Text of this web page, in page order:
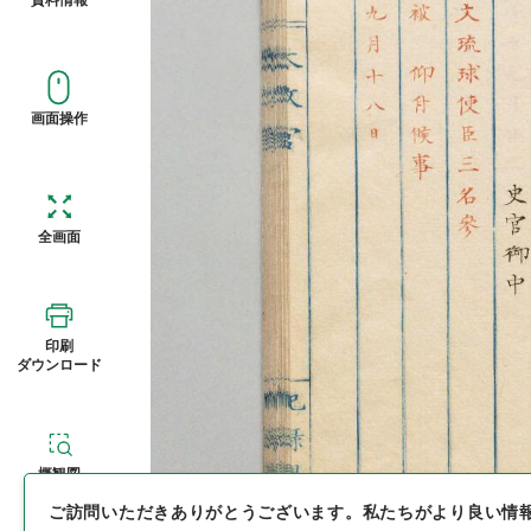
画面操作
全画面
印刷
ダウンロード
概観図
ご訪問いただきありがとうございます。 私たちがより良い情